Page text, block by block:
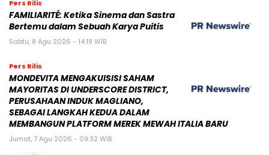
Pers Rilis
FAMILIARITÉ: Ketika Sinema dan Sastra
Bertemu dalam Sebuah Karya Puitis
Sabtu, 8 Agu 2026 - 14:19 WIB
Pers Rilis
MONDEVITA MENGAKUISISI SAHAM
MAYORITAS DI UNDERSCORE DISTRICT,
PERUSAHAAN INDUK MAGLIANO,
SEBAGAI LANGKAH KEDUA DALAM
MEMBANGUN PLATFORM MEREK MEWAH ITALIA BARU
Jumat, 7 Agu 2026 - 09:32 WIB